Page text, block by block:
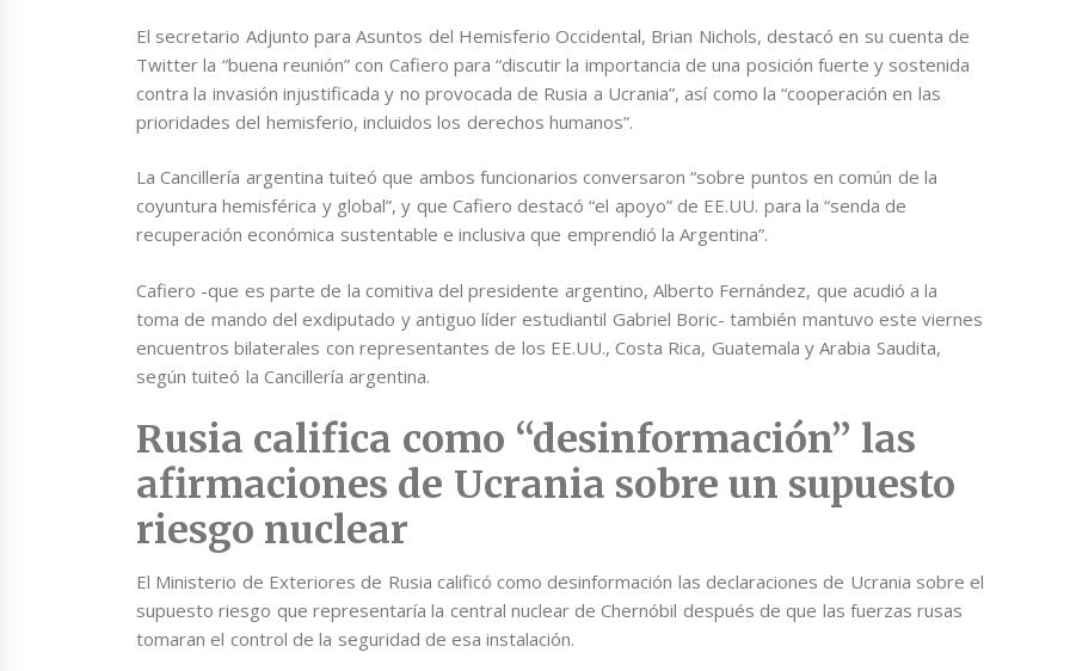
El secretario Adjunto para Asuntos del Hemisferio Occidental, Brian Nichols, destacó en su cuenta de
Twitter la “buena reunión” con Cafiero para “discutir la importancia de una posición fuerte y sostenida
contra la invasión injustificada y no provocada de Rusia a Ucrania”, así como la “cooperación en las
prioridades del hemisferio, incluidos los derechos humanos”.
La Cancillería argentina tuiteó que ambos funcionarios conversaron “sobre puntos en común de la
coyuntura hemisférica y global”, y que Cafiero destacó “el apoyo” de EE.UU. para la “senda de
recuperación económica sustentable e inclusiva que emprendió la Argentina”.
Cafiero -que es parte de la comitiva del presidente argentino, Alberto Fernández, que acudió a la
toma de mando del exdiputado y antiguo líder estudiantil Gabriel Boric- también mantuvo este viernes
encuentros bilaterales con representantes de los EE.UU., Costa Rica, Guatemala y Arabia Saudita,
según tuiteó la Cancillería argentina.
Rusia califica como “desinformación” las
afirmaciones de Ucrania sobre un supuesto
riesgo nuclear
El Ministerio de Exteriores de Rusia calificó como desinformación las declaraciones de Ucrania sobre el
supuesto riesgo que representaría la central nuclear de Chernóbil después de que las fuerzas rusas
tomaran el control de la seguridad de esa instalación.